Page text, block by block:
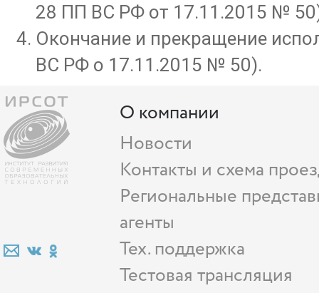
28 ПП ВС РФ от 17.11.2015 №
Окончание и прекращение
ВС РФ о 17.11.2015 № 50).
О компании
Новости
Контакты и схема
Региональные
агенты
Тех. поддержка
Тестовая трансляция